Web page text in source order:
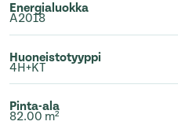
Energialuokka
A2018
Huoneistotyyppi
4H+KT
Pinta-ala
82.00 m²